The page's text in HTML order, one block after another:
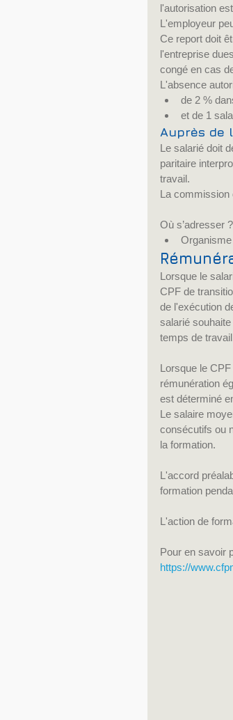
l'autorisation
L'employeur
Ce report doit
l'entreprise
congé en cas
L'absence
de 2 %
et de 1
Auprès de
Le salarié doit
paritaire
travail.
La commission
Où s’adresser ?
Lorsque le
CPF de
de l'exécution
salarié
temps de
Lorsque le
rémunération
est déterminé
Le salaire
consécutifs ou
la formation.
L'accord
formation
L'action de
Pour en savoir
https://